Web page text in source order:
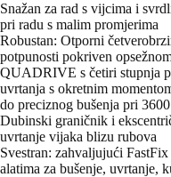
Snažan za rad s vijcima i
pri radu s malim promjerima
Robustan: Otporni
potpunosti pokriven
QUADRIVE s četiri stupnja
uvrtanja s okretnim
do preciznog bušenja pri
Dubinski graničnik i
uvrtanje vijaka blizu rubova
Svestran: zahvaljujući
alatima za bušenje, uvrtanje,